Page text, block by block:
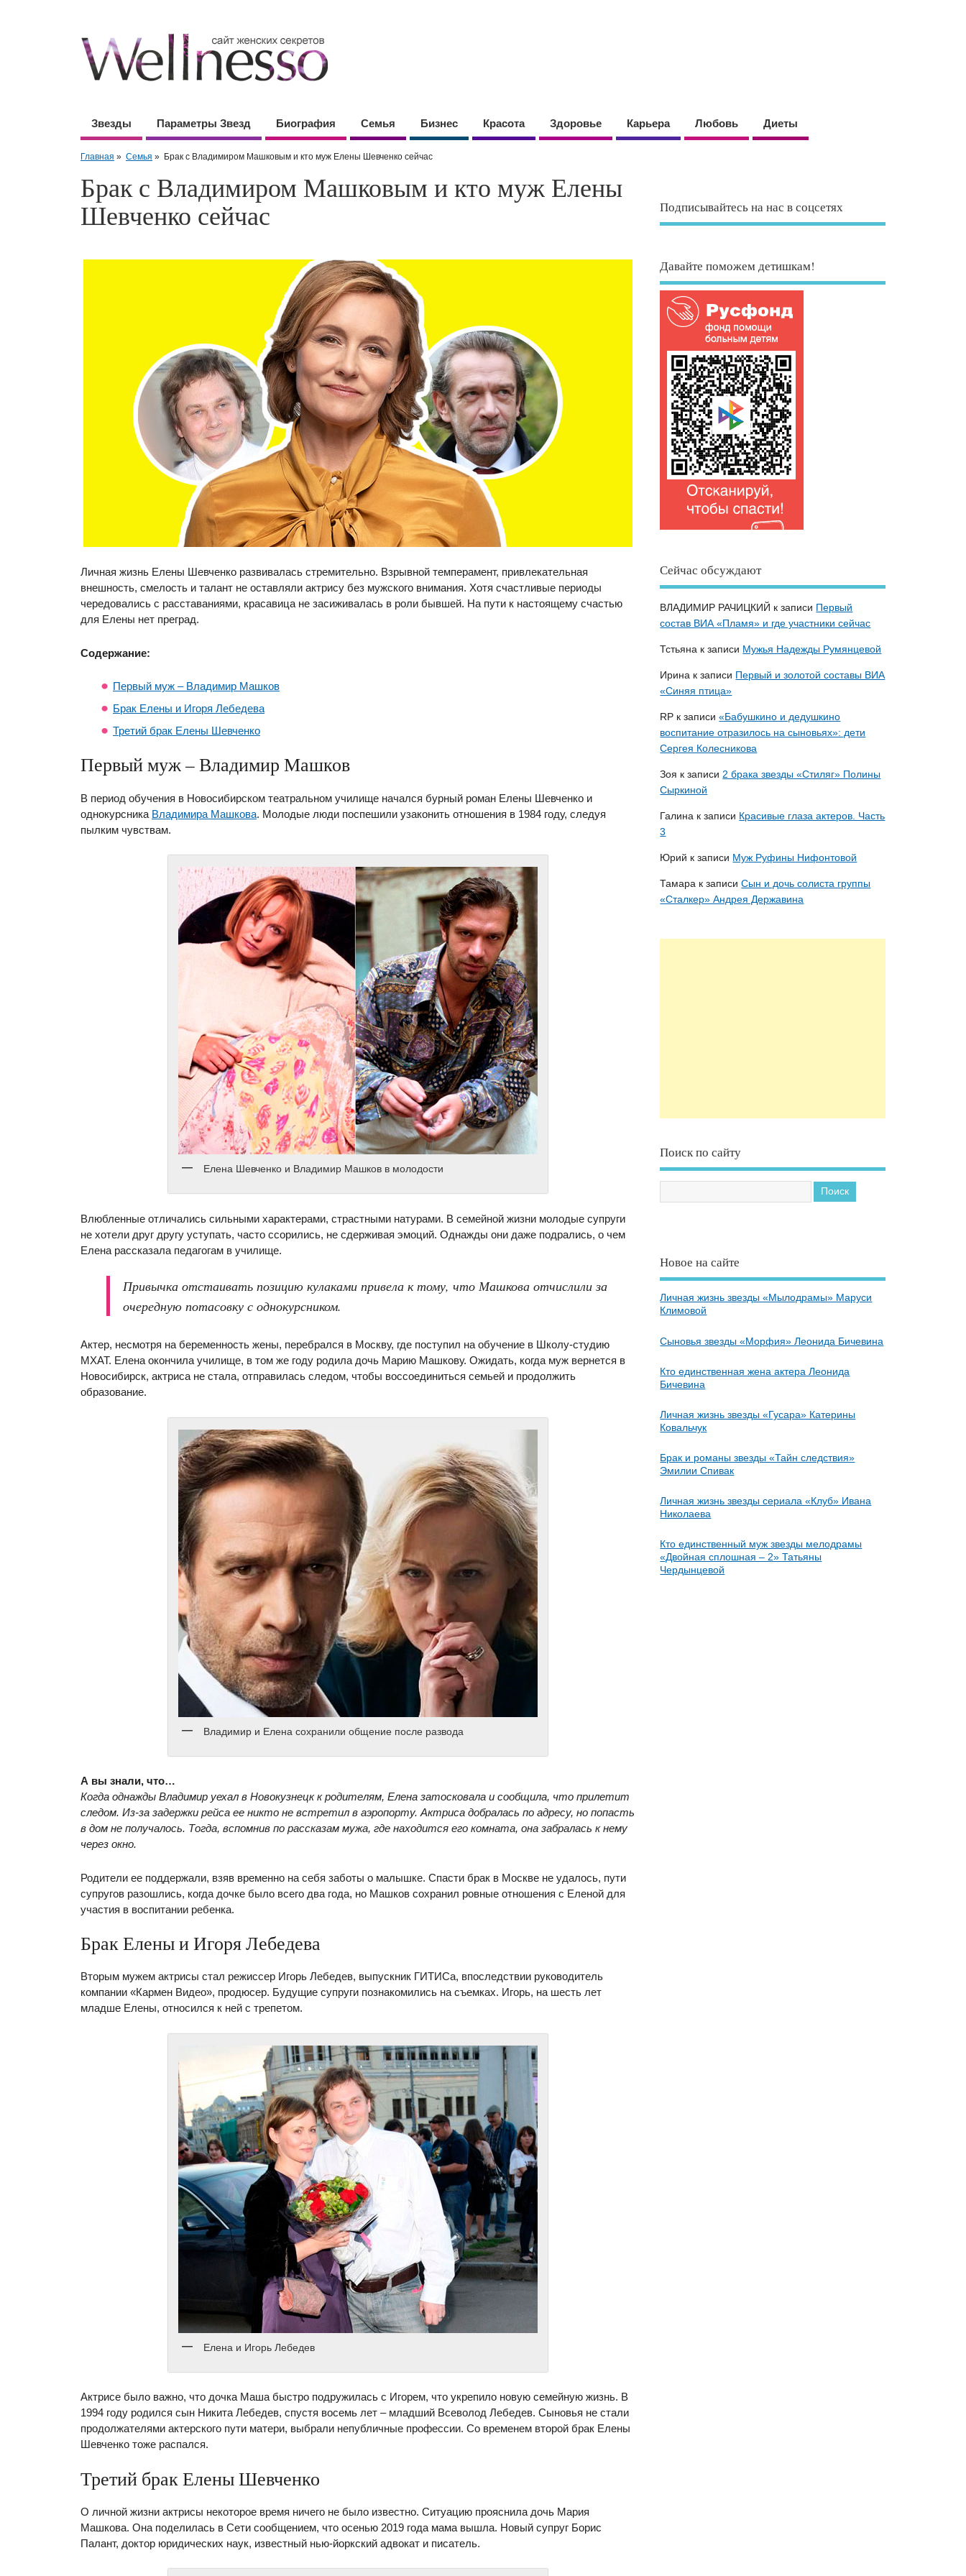
Звезды Параметры Звезд Биография Семья Бизнес Красота Здоровье Карьера Любовь Диеты
Главная » Семья » Брак с Владимиром Машковым и кто муж Елены Шевченко сейчас
Брак с Владимиром Машковым и кто муж Елены
Шевченко сейчас
Личная жизнь Елены Шевченко развивалась стремительно. Взрывной темперамент, привлекательная
внешность, смелость и талант не оставляли актрису без мужского внимания. Хотя счастливые периоды
чередовались с расставаниями, красавица не засиживалась в роли бывшей. На пути к настоящему счастью
для Елены нет преград.
Содержание:
Первый муж – Владимир Машков
Брак Елены и Игоря Лебедева
Третий брак Елены Шевченко
Первый муж – Владимир Машков
В период обучения в Новосибирском театральном училище начался бурный роман Елены Шевченко и
однокурсника Владимира Машкова. Молодые люди поспешили узаконить отношения в 1984 году, следуя
пылким чувствам.
Елена Шевченко и Владимир Машков в молодости
Влюбленные отличались сильными характерами, страстными натурами. В семейной жизни молодые супруги
не хотели друг другу уступать, часто ссорились, не сдерживая эмоций. Однажды они даже подрались, о чем
Елена рассказала педагогам в училище.
Привычка отстаивать позицию кулаками привела к тому, что Машкова отчислили за
очередную потасовку с однокурсником.
Актер, несмотря на беременность жены, перебрался в Москву, где поступил на обучение в Школу-студию
МХАТ. Елена окончила училище, в том же году родила дочь Марию Машкову. Ожидать, когда муж вернется в
Новосибирск, актриса не стала, отправилась следом, чтобы воссоединиться семьей и продолжить
образование.
Владимир и Елена сохранили общение после развода
А вы знали, что…
Когда однажды Владимир уехал в Новокузнецк к родителям, Елена затосковала и сообщила, что прилетит
следом. Из-за задержки рейса ее никто не встретил в аэропорту. Актриса добралась по адресу, но попасть
в дом не получалось. Тогда, вспомнив по рассказам мужа, где находится его комната, она забралась к нему
через окно.
Родители ее поддержали, взяв временно на себя заботы о малышке. Спасти брак в Москве не удалось, пути
супругов разошлись, когда дочке было всего два года, но Машков сохранил ровные отношения с Еленой для
участия в воспитании ребенка.
Брак Елены и Игоря Лебедева
Вторым мужем актрисы стал режиссер Игорь Лебедев, выпускник ГИТИСа, впоследствии руководитель
компании «Кармен Видео», продюсер. Будущие супруги познакомились на съемках. Игорь, на шесть лет
младше Елены, относился к ней с трепетом.
Елена и Игорь Лебедев
Актрисе было важно, что дочка Маша быстро подружилась с Игорем, что укрепило новую семейную жизнь. В
1994 году родился сын Никита Лебедев, спустя восемь лет – младший Всеволод Лебедев. Сыновья не стали
продолжателями актерского пути матери, выбрали непубличные профессии. Со временем второй брак Елены
Шевченко тоже распался.
Третий брак Елены Шевченко
О личной жизни актрисы некоторое время ничего не было известно. Ситуацию прояснила дочь Мария
Машкова. Она поделилась в Сети сообщением, что осенью 2019 года мама вышла. Новый супруг Борис
Палант, доктор юридических наук, известный нью-йоркский адвокат и писатель.
Подписывайтесь на нас в соцсетях
Давайте поможем детишкам!
Сейчас обсуждают
ВЛАДИМИР РАЧИЦКИЙ к записи Первый
состав ВИА «Пламя» и где участники сейчас
Тстьяна к записи Мужья Надежды Румянцевой
Ирина к записи Первый и золотой составы ВИА
«Синяя птица»
RP к записи«Бабушкино и дедушкино
воспитание отразилось на сыновьях»: дети
Сергея Колесникова
Зоя к записи 2 брака звезды «Стиляг» Полины
Сыркиной
Галина к записи Красивые глаза актеров. Часть
3
Юрий к записи Муж Руфины Нифонтовой
Тамара к записиСын и дочь солиста группы
«Сталкер» Андрея Державина
Поиск по сайту
Новое на сайте
Личная жизнь звезды «Мылодрамы» Маруси
Климовой
Сыновья звезды «Морфия» Леонида Бичевина
Кто единственная жена актера Леонида
Бичевина
Личная жизнь звезды «Гусара» Катерины
Ковальчук
Брак и романы звезды «Тайн следствия»
Эмилии Спивак
Личная жизнь звезды сериала «Клуб» Ивана
Николаева
Кто единственный муж звезды мелодрамы
«Двойная сплошная – 2» Татьяны
Чердынцевой